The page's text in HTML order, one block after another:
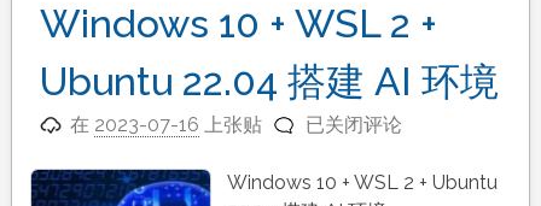
Windows 10 + WSL 2 +
Ubuntu 22.04 搭建 AI 环境
在 2023-07-16 上张贴
Windows
+
已关闭评论
Windows 10 + WSL 2 + Ubuntu